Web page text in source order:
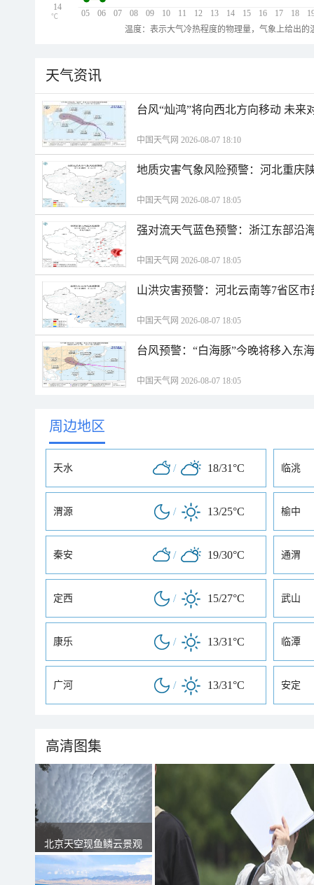
05 06 07 08 09 10 11 12 13 14 15 16 17 18
14
℃
温度：表示大气冷热程度的物理量，气象上给出
天气资讯
台风“灿鸿”将向西北方向移动 未来
中国天气网 2026-08-07 18:10
地质灾害气象风险预警：河北重庆
中国天气网 2026-08-07 18:05
强对流天气蓝色预警：浙江东部沿
中国天气网 2026-08-07 18:05
山洪灾害预警：河北云南等7省区
中国天气网 2026-08-07 18:05
台风预警：“白海豚”今晚将移入东
中国天气网 2026-08-07 18:05
周边地区
天水 / 18/31°C 临洮
渭源 / 13/25°C 榆中
秦安 / 19/30°C 通渭
定西 / 15/27°C 武山
康乐 / 13/31°C 临潭
广河 / 13/31°C 安定
高清图集
北京天空现鱼鳞云景观